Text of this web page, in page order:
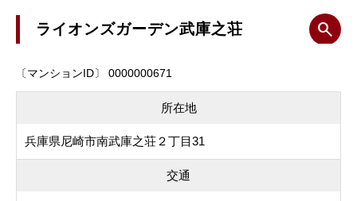
ライオンズガーデン武庫之荘
〔マンションID〕 0000000671
所在地
兵庫県尼崎市南武庫之荘２丁目31
交通